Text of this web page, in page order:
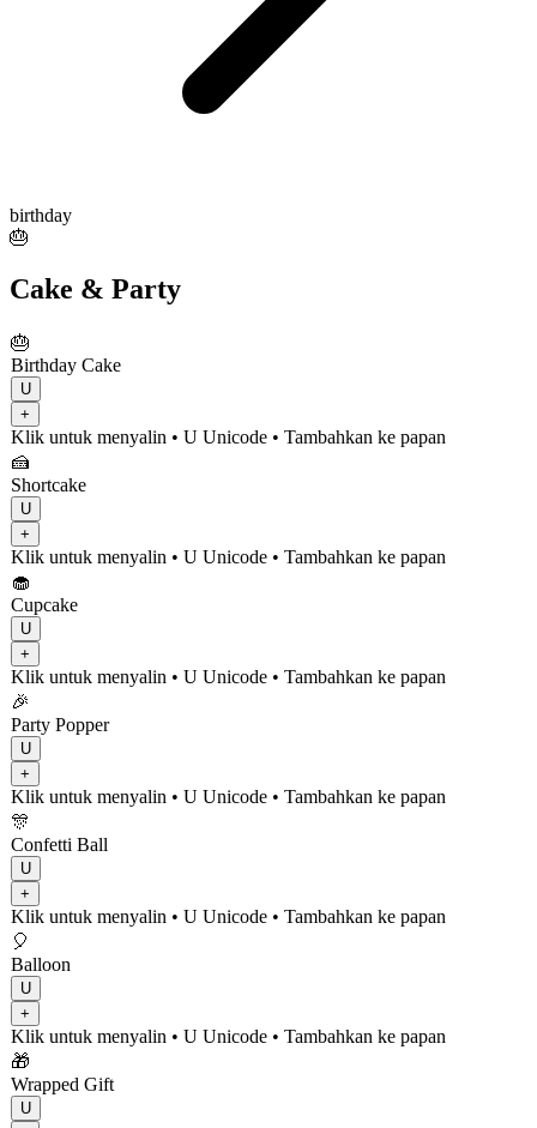
birthday
🎂
Cake & Party
🎂
Birthday Cake
U
+
Klik untuk menyalin • U Unicode • Tambahkan ke papan
🍰
Shortcake
U
+
Klik untuk menyalin • U Unicode • Tambahkan ke papan
🧁
Cupcake
U
+
Klik untuk menyalin • U Unicode • Tambahkan ke papan
🎉
Party Popper
U
+
Klik untuk menyalin • U Unicode • Tambahkan ke papan
🎊
Confetti Ball
U
+
Klik untuk menyalin • U Unicode • Tambahkan ke papan
🎈
Balloon
U
+
Klik untuk menyalin • U Unicode • Tambahkan ke papan
🎁
Wrapped Gift
U